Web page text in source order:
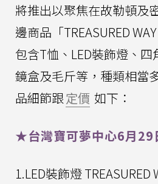
將推出以聚焦在故勒頓及
邊商品「TREASURED
包含T恤、LED裝飾燈、
鏡盒及毛斤等，種類相當
品細節跟定價 如下：
★台灣寶可夢中心6月29
1.LED裝飾燈 TREASURED